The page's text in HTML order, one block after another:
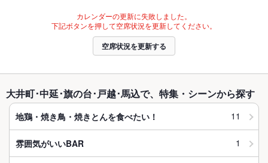
カレンダーの更新に失敗しました。
下記ボタンを押して空席状況を更新してください。
空席状況を更新する
大井町･中延･旗の台･戸越･馬込で、特集・シーンから探す
地鶏・焼き鳥・焼きとんを食べたい！ 11
雰囲気がいいBAR 1